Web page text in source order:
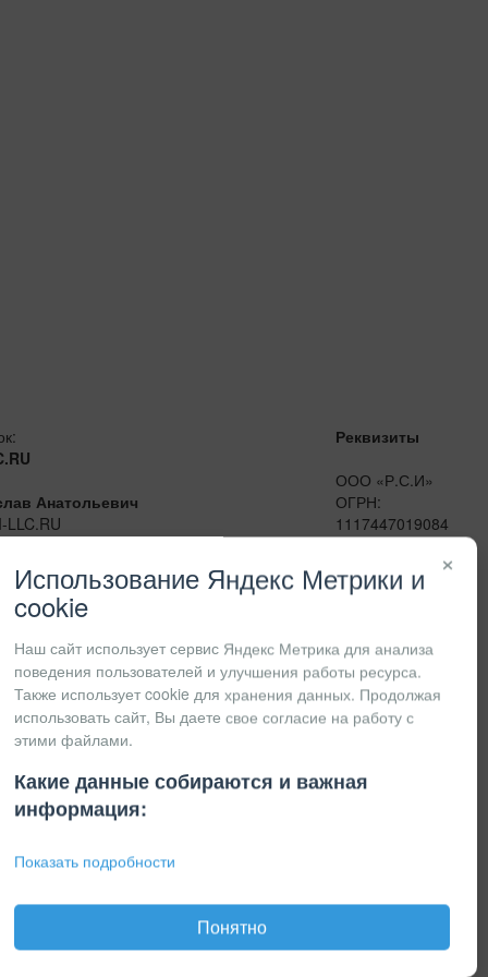
Анатольевич
LLC.RU
Реквизиты
ООО «Р.С.И»
ОГРН:
1117447019084
ИНН:
КПП:
×
Использование Яндекс Метрики и
cookie
Наш сайт использует сервис Яндекс Метрика для анализа
поведения пользователей и улучшения работы ресурса.
Также использует cookie для хранения данных. Продолжая
использовать сайт, Вы даете свое согласие на работу с
этими файлами.
Какие данные собираются и важная
информация:
Показать подробности
Понятно